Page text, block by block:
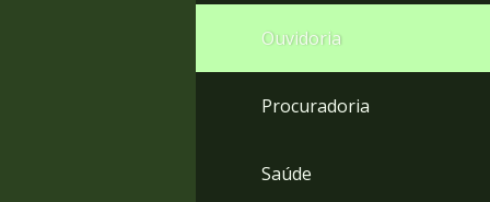
Ouvidoria
Procuradoria
Saúde